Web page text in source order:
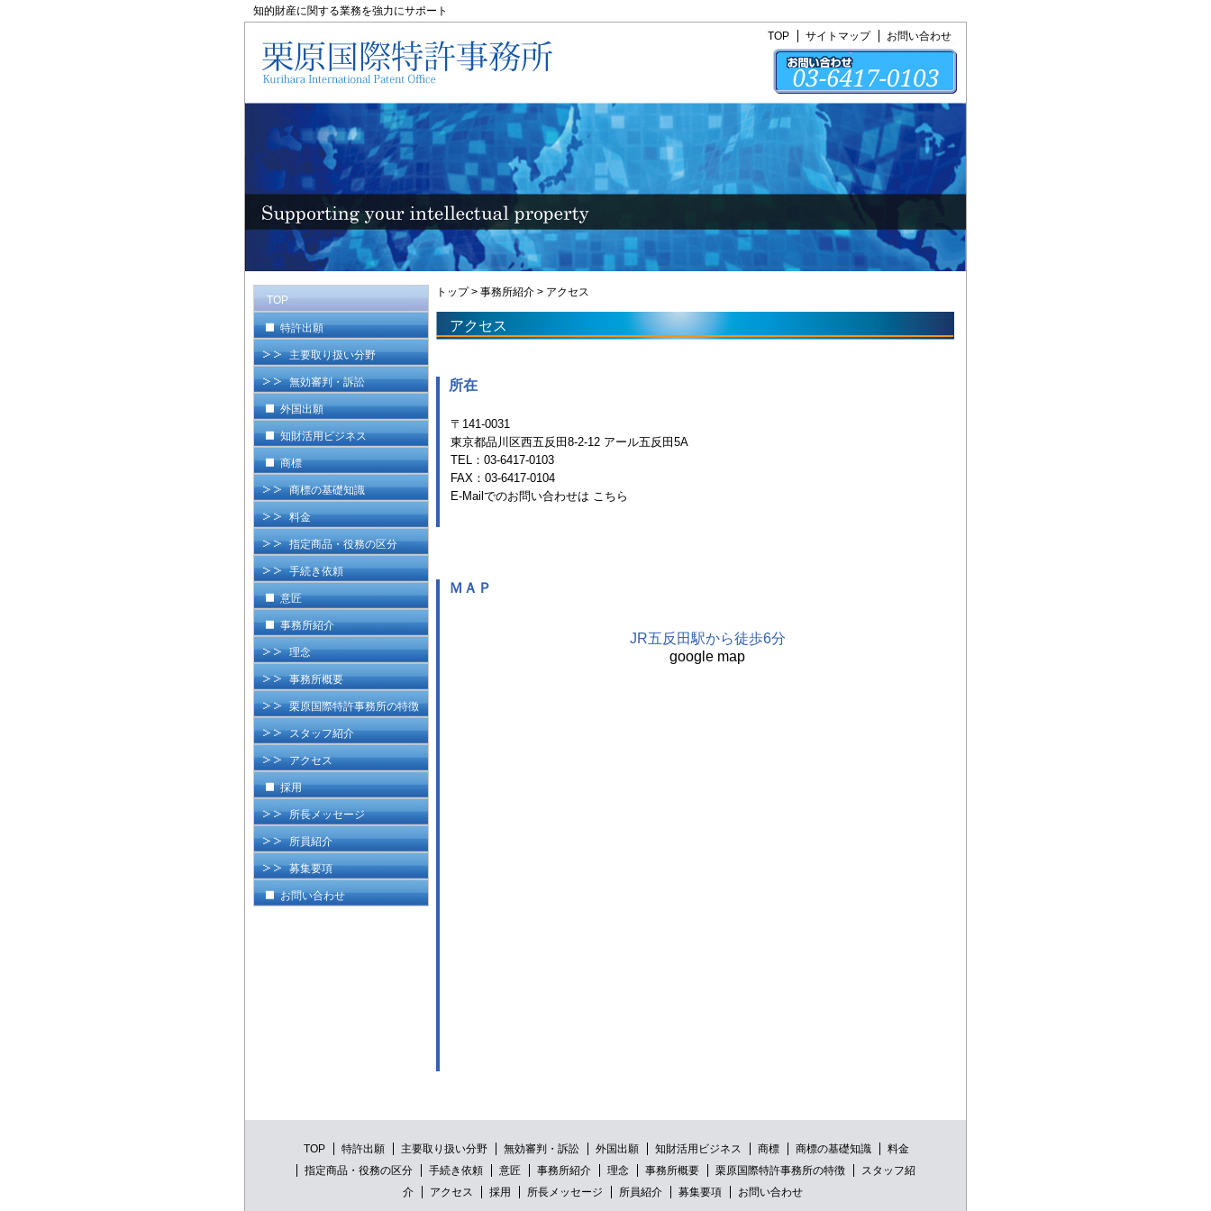
知的財産に関する業務を強力にサポート
TOP
サイトマップ お問い合わせ
トップ> 事務所紹介 > アクセス
アクセス
所在
〒141-0031
東京都品川区西五反田8-2-12 アール五反田5A
TEL：03-6417-0103
FAX：03-6417-0104
E-Mailでのお問い合わせは こちら
ＭＡＰ
JR五反田駅から徒歩6分
google map
TOP
特許出願
主要取り扱い分野
無効審判・訴訟
外国出願
知財活用ビジネス
商標
商標の基礎知識
料金
指定商品・役務の区分
手続き依頼
意匠
事務所紹介
理念
事務所概要
栗原国際特許事務所の特徴
スタッフ紹介
アクセス
採用
所長メッセージ
所員紹介
募集要項
お問い合わせ
TOP 特許出願 主要取り扱い分野 無効審判・訴訟 外国出願 知財活用ビジネス 商標 商標の基礎知識
料金
指定商品・役務の区分
手続き依頼 意匠 事務所紹介 理念 事務所概要 栗原国際特許事務所の特徴
スタッフ紹
介
アクセス 採用 所長メッセージ 所員紹介 募集要項 お問い合わせ